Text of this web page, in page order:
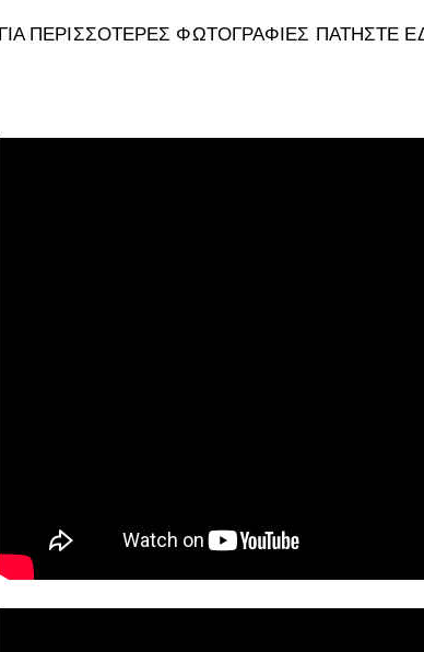
ΓΙΑ ΠΕΡΙΣΣΟΤΕΡΕΣ ΦΩΤΟΓΡΑΦΙΕΣ ΠΑΤΗΣΤΕ